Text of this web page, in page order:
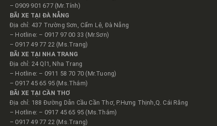
– 0909 901 677 (Mr.Tính)
BÃI XE TẠI ĐÀ NẴNG
Địa chỉ: 437 Trường Sơn, Cẩm Lệ, Đà Nẵng
– Hotline: – 0917 97 00 33 (Mr.Sơn)
– 0917 49 77 22 (Ms.Trang)
BÃI XE TẠI NHA TRANG
Địa chỉ: 24 Ql1, Nha Trang
– Hotline: – 0911 58 70 70 (Mr.Tuong)
– 0917 45 65 95 (Ms.Thắm)
BÃI XE TẠI CẦN THƠ
Địa chỉ: 188 Đường Dẫn Cầu Cần Thơ, P.Hưng Thịnh,Q. Cái Răng
– Hotline: – 0917 45 65 95 (Ms.Thắm)
– 0917 49 77 22 (Ms.Trang)